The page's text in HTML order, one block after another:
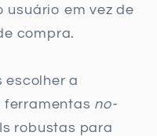
usuário em vez de
compra.
escolher a
ferramentas no-
robustas para